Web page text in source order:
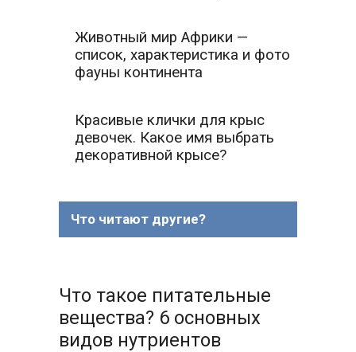
Животный мир Африки —
список, характеристика и фото
фауны континента
Красивые клички для крыс
девочек. Какое имя выбрать
декоративной крысе?
Что читают другие?
Что такое питательные
вещества? 6 основных
видов нутриентов